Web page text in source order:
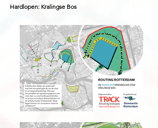
Hardlopen: Kralingse Bos